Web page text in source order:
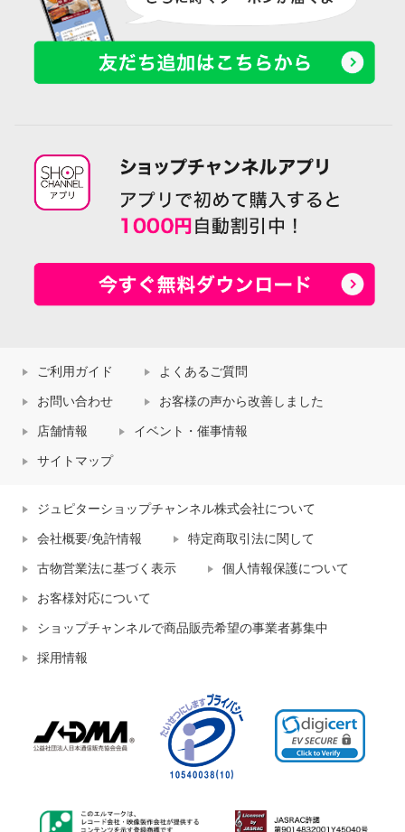
ご利用ガイド よくあるご質問
お問い合わせ お客様の声から改善しました
店舗情報 イベント・催事情報
サイトマップ
ジュピターショップチャンネル株式会社について
会社概要/免許情報 特定商取引法に関して
古物営業法に基づく表示 個人情報保護について
お客様対応について
ショップチャンネルで商品販売希望の事業者募集中
採用情報